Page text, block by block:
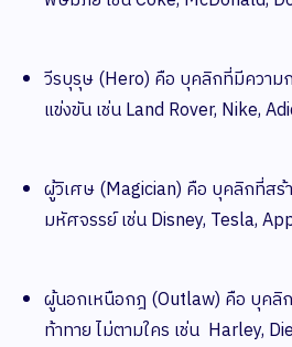
วีรบุรุษ (Hero) คือ บุคลิกที่มีความ
แข่งขัน เช่น Land Rover, Nike,
ผู้วิเศษ (Magician) คือ บุคลิกที่สร้
มหัศจรรย์ เช่น Disney, Tesla,
ผู้นอกเหนือกฎ (Outlaw) คือ บุคลิ
ท้าทาย ไม่ตามใคร เช่น Harley,